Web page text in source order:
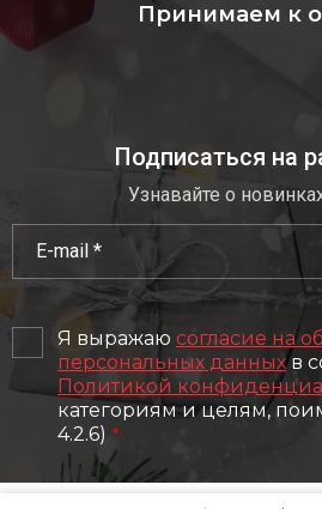
Принимаем к
Подписаться на
Узнавайте о
Я выражаю согласие на
персональных данныхв
Политикой
категориям и целям,
4.2.6) *